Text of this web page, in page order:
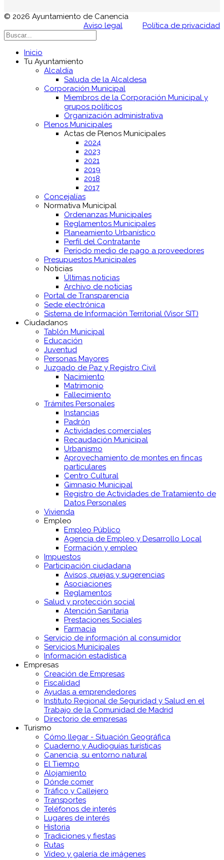
© 2026 Ayuntamiento de Canencia
Aviso legal
Política de privacidad
Inicio
Tu Ayuntamiento
Alcaldía
Saluda de la Alcaldesa
Corporación Municipal
Miembros de la Corporación Municipal y
grupos políticos
Organización administrativa
Plenos Municipales
Actas de Plenos Municipales
2024
2023
2021
2019
2018
2017
Concejalías
Normativa Municipal
Ordenanzas Municipales
Reglamentos Municipales
Planeamiento Urbanístico
Perfil del Contratante
Período medio de pago a proveedores
Presupuestos Municipales
Noticias
Últimas noticias
Archivo de noticias
Portal de Transparencia
Sede electrónica
Sistema de Información Territorial (Visor SIT)
Ciudadanos
Tablón Municipal
Educación
Juventud
Personas Mayores
Juzgado de Paz y Registro Civil
Nacimiento
Matrimonio
Fallecimiento
Trámites Personales
Instancias
Padrón
Actividades comerciales
Recaudación Municipal
Urbanismo
Aprovechamiento de montes en fincas
particulares
Centro Cultural
Gimnasio Municipal
Registro de Actividades de Tratamiento de
Datos Personales
Vivienda
Empleo
Empleo Público
Agencia de Empleo y Desarrollo Local
Formación y empleo
Impuestos
Participación ciudadana
Avisos, quejas y sugerencias
Asociaciones
Reglamentos
Salud y protección social
Atención Sanitaria
Prestaciones Sociales
Farmacia
Servicio de información al consumidor
Servicios Municipales
Información estadística
Empresas
Creación de Empresas
Fiscalidad
Ayudas a emprendedores
Instituto Regional de Seguridad y Salud en el
Trabajo de la Comunidad de Madrid
Directorio de empresas
Turismo
Cómo llegar - Situación Geográfica
Cuaderno y Audioguías turísticas
Canencia, su entorno natural
El Tiempo
Alojamiento
Dónde comer
Tráfico y Callejero
Transportes
Teléfonos de interés
Lugares de interés
Historia
Tradiciones y fiestas
Rutas
Vídeo y galería de imágenes